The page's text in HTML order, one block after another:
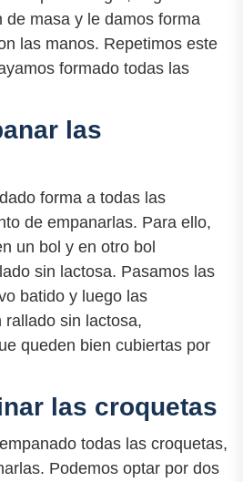
de masa y le damos forma
las manos. Repetimos este
formado todas las
las
forma a todas las
de empanarlas. Para ello,
un bol y en otro bol
sin lactosa. Pasamos las
batido y luego las
sin lactosa,
queden bien cubiertas por
las croquetas
todas las croquetas,
Podemos optar por dos